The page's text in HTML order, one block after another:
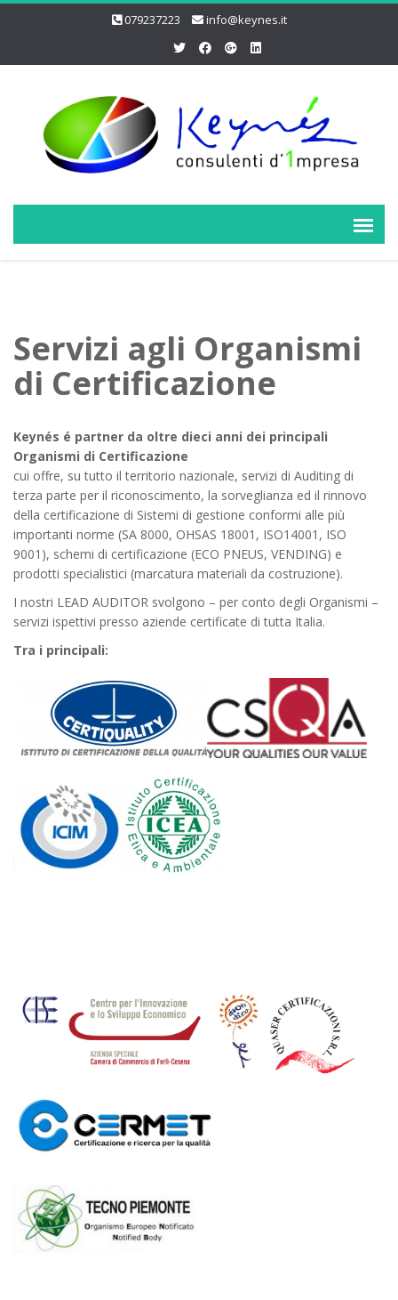
079237223 info@keynes.it
Servizi agli Organismi
di Certificazione
Keynés é partner da oltre dieci anni dei principali
Organismi di Certificazione
cui offre, su tutto il territorio nazionale, servizi di Auditing di
terza parte per il riconoscimento, la sorveglianza ed il rinnovo
della certificazione di Sistemi di gestione conformi alle più
importanti norme (SA 8000, OHSAS 18001, ISO14001, ISO
9001), schemi di certificazione (ECO PNEUS, VENDING) e
prodotti specialistici (marcatura materiali da costruzione).
I nostri LEAD AUDITOR svolgono – per conto degli Organismi –
servizi ispettivi presso aziende certificate di tutta Italia.
Tra i principali: